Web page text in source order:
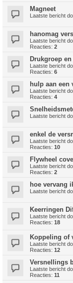
Magneet
Laatste bericht
hanomag
Laatste bericht
Reacties: 2
Drukgroep
Laatste bericht
Reacties: 6
hulp aan een
Laatste bericht
Reacties: 4
Laatste bericht
enkel de
Laatste bericht
Reacties: 10
Flywheel
Laatste bericht
Reacties: 2
hoe vervang
Laatste bericht
Keerringen
Laatste bericht
Reacties: 18
Koppeling of
Laatste bericht
Reacties: 12
Versnellings
Laatste bericht
Reacties: 11